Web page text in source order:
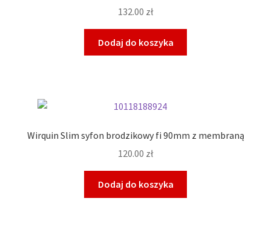
132.00 zł
Dodaj do koszyka
Wirquin Slim syfon brodzikowy fi 90mm z membraną
120.00 zł
Dodaj do koszyka